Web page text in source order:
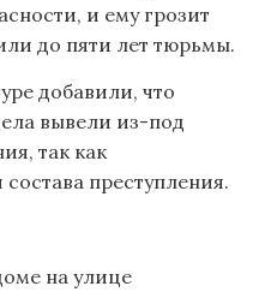
и ему грозит
до пяти лет тюрьмы.
добавили, что
вывели из-под
так как
преступления.
на улице